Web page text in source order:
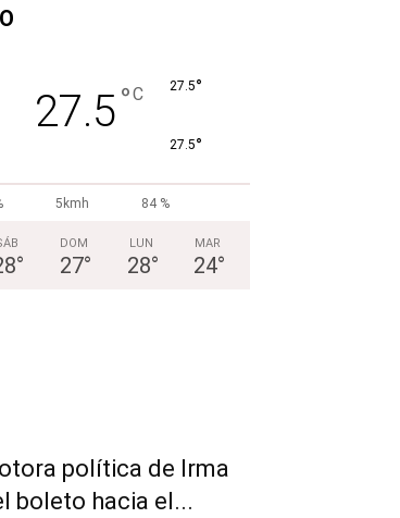
27.5°C 27.5°
27.5°
5kmh 84 %
°
DOM
27°
LUN
28°
MAR
24°
política de Irma
boleto hacia el...